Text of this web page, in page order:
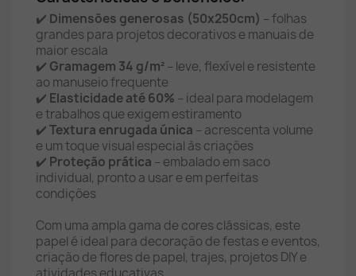
✔️ Dimensões generosas (50x250cm) – folhas
grandes para projetos decorativos e manuais de
maior escala
✔️ Gramagem 34 g/m²– leve, flexível e resistente
ao manuseio frequente
✔️ Elasticidade até 60% – ideal para modelagem
e trabalhos que exigem estiramento
✔️Textura enrugada única – acrescenta volume
e um toque visual especial às criações
✔️ Proteção prática – embalado em saco
individual, pronto a usar e em perfeitas
condições
Com uma ampla gama de cores clássicas, este
papel é ideal para decoração de festas e eventos,
criação de flores de papel, trajes, projetos DIY e